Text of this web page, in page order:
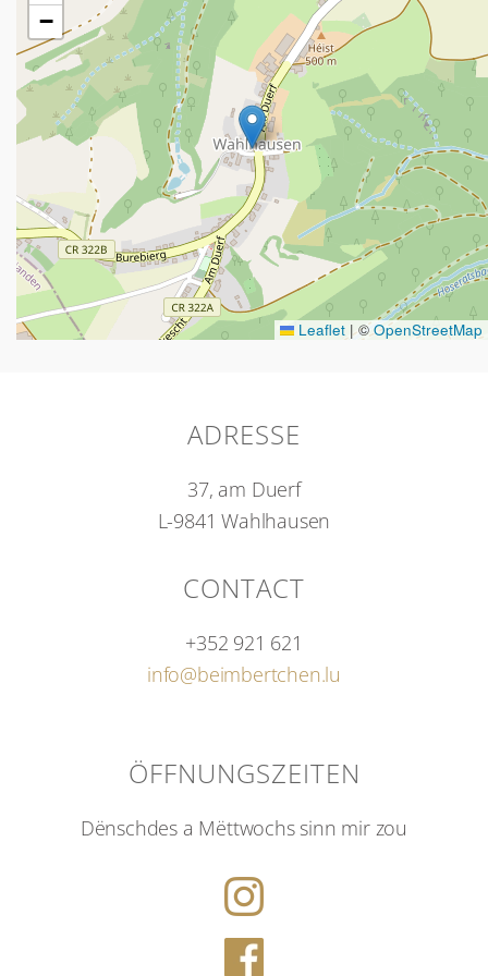
−
Leaflet |©OpenStreetMap
ADRESSE
37, am Duerf
L-9841 Wahlhausen
CONTACT
+352 921 621
info@beimbertchen.lu
ÖFFNUNGSZEITEN
Dënschdes a Mëttwochs sinn mir zou